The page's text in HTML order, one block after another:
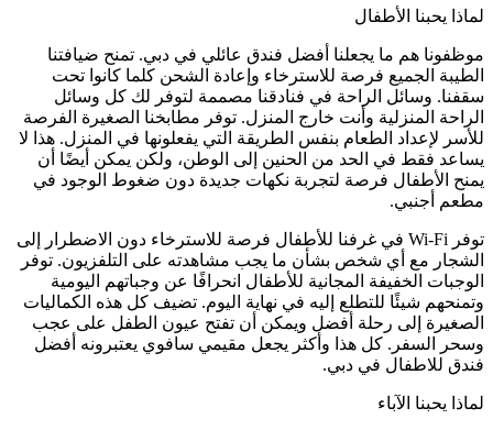
لماذا يحبنا الأطفال
موظفونا هم ما يجعلنا أفضل فندق عائلي في دبي. تمنح ضيافتنا
الطيبة الجميع فرصة للاسترخاء وإعادة الشحن كلما كانوا تحت
سقفنا. وسائل الراحة في فنادقنا مصممة لتوفر لك كل وسائل
الراحة المنزلية وأنت خارج المنزل. توفر مطابخنا الصغيرة الفرصة
للأسر لإعداد الطعام بنفس الطريقة التي يفعلونها في المنزل. هذا لا
يساعد فقط في الحد من الحنين إلى الوطن، ولكن يمكن أيضًا أن
يمنح الأطفال فرصة لتجربة نكهات جديدة دون ضغوط الوجود في
مطعم أجنبي.
توفر Wi-Fi في غرفنا للأطفال فرصة للاسترخاء دون الاضطرار إلى
الشجار مع أي شخص بشأن ما يجب مشاهدته على التلفزيون. توفر
الوجبات الخفيفة المجانية للأطفال انحرافًا عن وجباتهم اليومية
وتمنحهم شيئًا للتطلع إليه في نهاية اليوم. تضيف كل هذه الكماليات
الصغيرة إلى رحلة أفضل ويمكن أن تفتح عيون الطفل على عجب
وسحر السفر. كل هذا وأكثر يجعل مقيمي سافوي يعتبرونه أفضل
فندق للاطفال في دبي.
لماذا يحبنا الآباء